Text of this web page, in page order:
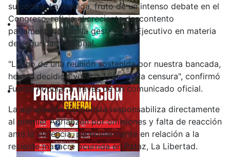
su contra. La medida, fruto de un intenso debate en el
Congreso, refleja el creciente descontento
parlamentario con la gestión del Ejecutivo en materia
de seguridad nacional.
"Luego de una reunión sostenida por nuestra bancada,
hemos decidido votar a favor de la censura", confirmó
Fuerza Popular a través de un comunicado oficial.
La agrupación fujimorista responsabiliza directamente
al premier Adrianzén por omisiones y falta de reacción
ante la violencia, particularmente en relación a la
reciente masacre ocurrida en Pataz, La Libertad.